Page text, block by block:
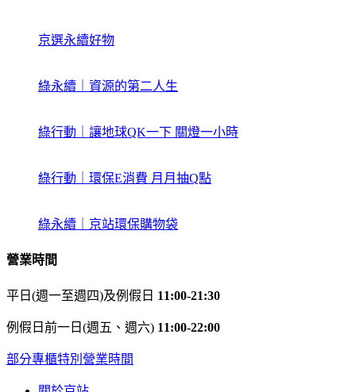
京選永續好物
綠永續｜資源的第二人生
綠行動｜讓地球QK一下 關燈一小時
綠行動｜環保E消費 月月抽Q點
綠永續｜京站環保購物袋
營業時間
平日(週一至週四)及例假日 11:00-21:30
例假日前一日(週五、週六) 11:00-22:00
部分專櫃特別營業時間